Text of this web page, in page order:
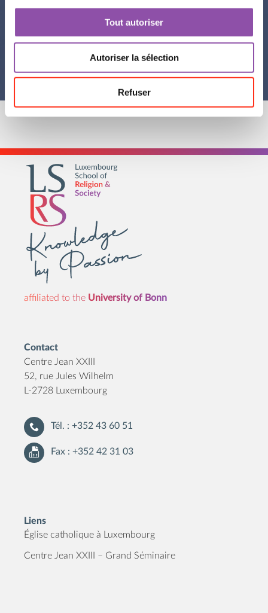
Tout autoriser
Autoriser la sélection
Refuser
Contact
Centre Jean XXIII
52, rue Jules Wilhelm
L-2728 Luxembourg
Tél. : +352 43 60 51
Fax : +352 42 31 03
Liens
Église catholique à Luxembourg
Centre Jean XXIII – Grand Séminaire
affiliated to the University of Bonn